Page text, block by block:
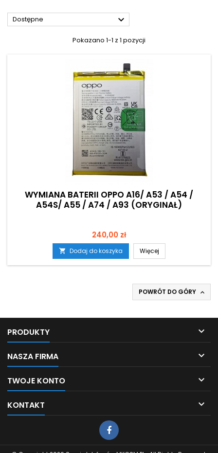
Dostępne 
Pokazano 1-1 z 1 pozycji
WYMIANA BATERII OPPO A16/ A53 / A54 /
A54S/ A55 / A74 / A93 (ORYGINAŁ)
Cena
240,00 zł
 Dodaj do koszyka Więcej
POWRÓT DO GÓRY 
PRODUKTY 
NASZA FIRMA 
TWOJE KONTO 
KONTAKT 